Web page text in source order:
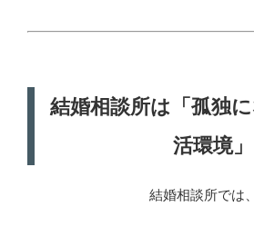
結婚相談所は「孤独
活環境」
結婚相談所では、